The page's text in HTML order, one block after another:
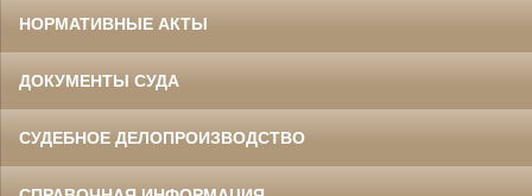
НОРМАТИВНЫЕ АКТЫ
ДОКУМЕНТЫ СУДА
СУДЕБНОЕ ДЕЛОПРОИЗВОДСТВО